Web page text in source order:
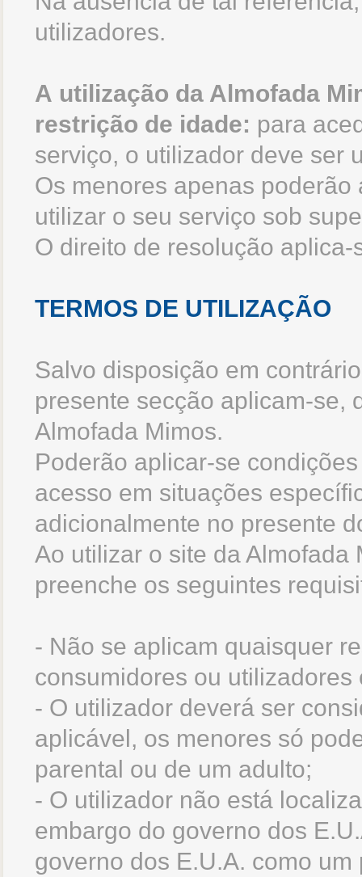
utilizadores.
A utilização da Almofada
restrição de idade: para
serviço, o utilizador deve ser
Os menores apenas
utilizar o seu serviço sob
O direito de resolução
TERMOS DE UTILIZAÇÃO
Salvo disposição em
presente secção aplicam-se,
Almofada Mimos.
Poderão aplicar-se
acesso em situações
adicionalmente no presente
Ao utilizar o site da
preenche os seguintes
- Não se aplicam quaisquer
consumidores ou utilizadores
- O utilizador deverá ser
aplicável, os menores só
parental ou de um adulto;
- O utilizador não está
embargo do governo dos
governo dos E.U.A. como